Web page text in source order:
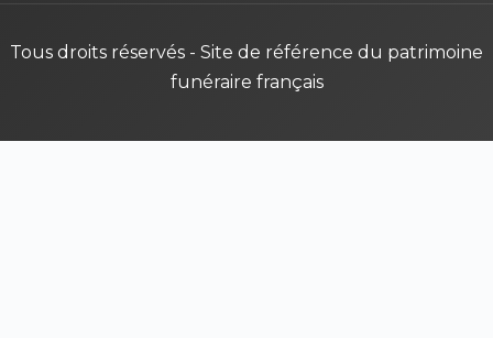
Tous droits réservés - Site de référence du patrimoine
funéraire français